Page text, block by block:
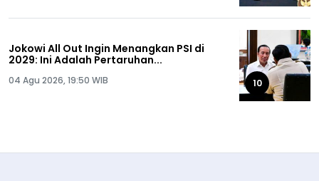
Jokowi All Out Ingin Menangkan PSI di
2029: Ini Adalah Pertaruhan...
04 Agu 2026, 19:50 WIB 10